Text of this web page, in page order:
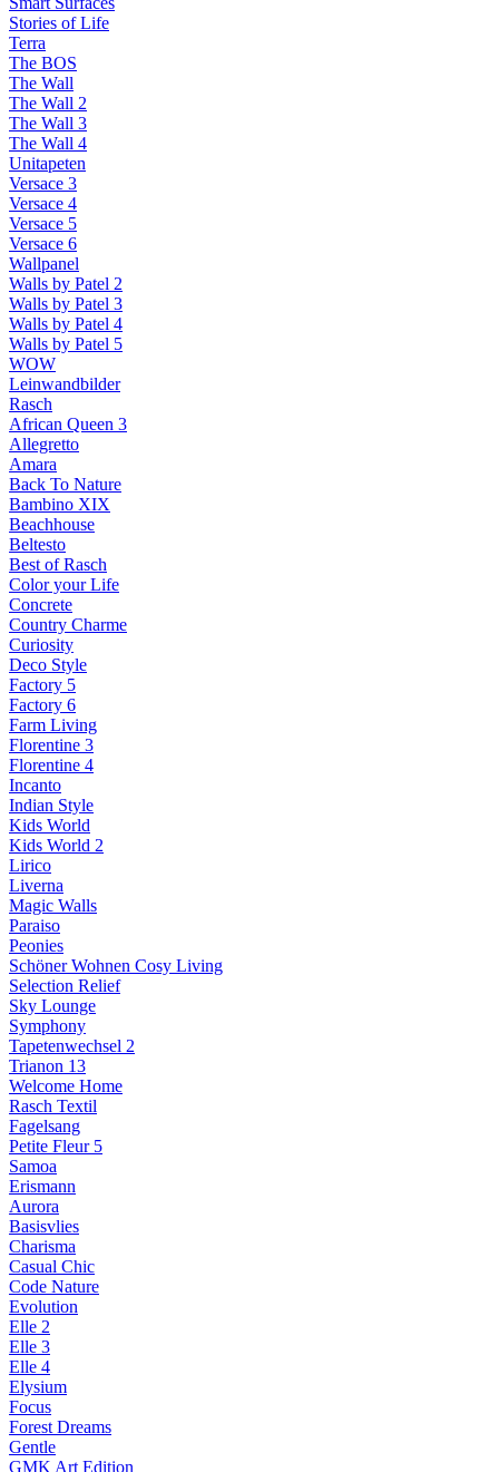
Stories of Life
Terra
The BOS
The Wall
The Wall 2
The Wall 3
The Wall 4
Unitapeten
Versace 3
Versace 4
Versace 5
Versace 6
Wallpanel
Walls by Patel 2
Walls by Patel 3
Walls by Patel 4
Walls by Patel 5
WOW
Leinwandbilder
Rasch
African Queen 3
Allegretto
Amara
Back To Nature
Bambino XIX
Beachhouse
Beltesto
Best of Rasch
Color your Life
Concrete
Country Charme
Curiosity
Deco Style
Factory 5
Factory 6
Farm Living
Florentine 3
Florentine 4
Incanto
Indian Style
Kids World
Kids World 2
Lirico
Liverna
Magic Walls
Paraiso
Peonies
Schöner Wohnen Cosy Living
Selection Relief
Sky Lounge
Symphony
Tapetenwechsel 2
Trianon 13
Welcome Home
Rasch Textil
Fagelsang
Petite Fleur 5
Samoa
Erismann
Aurora
Basisvlies
Charisma
Casual Chic
Code Nature
Evolution
Elle 2
Elle 3
Elle 4
Elysium
Focus
Forest Dreams
Gentle
GMK Art Edition